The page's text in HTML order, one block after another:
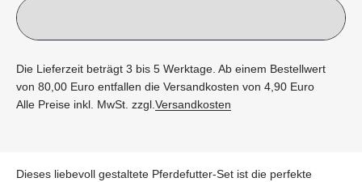
Die Lieferzeit beträgt 3 bis 5 Werktage. Ab einem Bestellwert
von 80,00 Euro entfallen die Versandkosten von 4,90 Euro
Alle Preise inkl. MwSt. zzgl.Versandkosten
Dieses liebevoll gestaltete Pferdefutter-Set ist die perfekte